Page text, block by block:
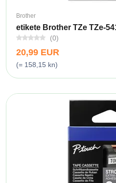
Brother
etikete Brother TZe TZe-
(0)
20,99 EUR
(= 158,15 kn)